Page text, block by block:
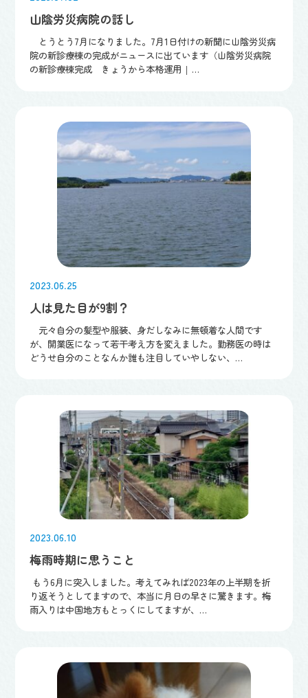
山陰労災病院の話し
とうとう7月になりました。7月1日付けの新聞に山陰労災病
院の新診療棟の完成がニュースに出ています（山陰労災病院
の新診療棟完成 きょうから本格運用 | …
2023.06.25
人は見た目が9割？
元々自分の髪型や服装、身だしなみに無頓着な人間です
が、開業医になって若干考え方を変えました。勤務医の時は
どうせ自分のことなんか誰も注目していやしない、…
2023.06.10
梅雨時期に思うこと
もう6月に突入しました。考えてみれば2023年の上半期を折
り返そうとしてますので、本当に月日の早さに驚きます。梅
雨入りは中国地方もとっくにしてますが、…